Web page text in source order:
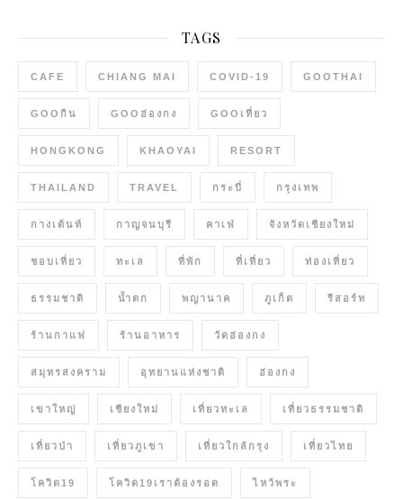
TAGS
CAFE CHIANG MAI COVID-19 GOOTHAI
GOOกิน GOOฮ่องกง GOOเที่ยว
HONGKONG KHAOYAI RESORT
THAILAND TRAVEL กระบี่ กรุงเทพ
กางเต้นท์ กาญจนบุรี คาเฟ่ จังหวัดเชียงใหม่
ชอบเที่ยว ทะเล ที่พัก ที่เที่ยว ท่องเที่ยว
ธรรมชาติ น้ำตก พญานาค ภูเก็ต รีสอร์ท
ร้านกาแฟ ร้านอาหาร วัดฮ่องกง
สมุทรสงคราม อุทยานแห่งชาติ ฮ่องกง
เขาใหญ่ เชียงใหม่ เที่ยวทะเล เที่ยวธรรมชาติ
เที่ยวป่า เที่ยวภูเขา เที่ยวใกล้กรุง เที่ยวไทย
โควิด19 โควิด19เราต้องรอด ไหว้พระ